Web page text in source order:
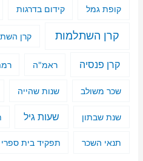
קופת גמל קידום בדרגות
קרן השתלמות קרן
קרן פנסיה ראמ"ה
שכר משולב שנות שהייה
שנת שבתון שעות גיל
תנאי השכר תפקיד בית ספרי